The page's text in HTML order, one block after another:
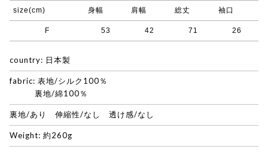
size(cm) 身幅 肩幅 総丈 袖口
F 53 42 71 26
country: 日本製
fabric: 表地/シルク100％
裏地/綿100％
裏地/あり 伸縮性/なし 透け感/なし
Weight: 約260g